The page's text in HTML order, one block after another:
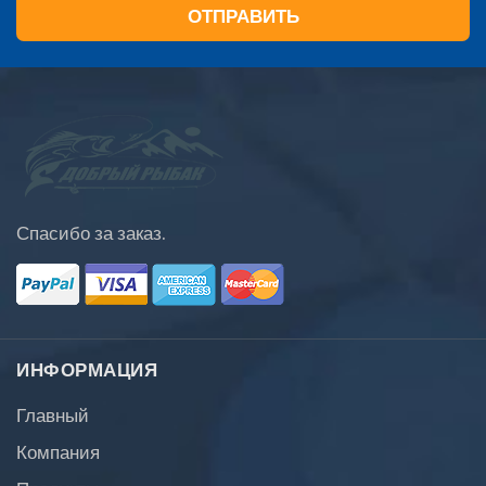
ОТПРАВИТЬ
Спасибо за заказ.
ИНФОРМАЦИЯ
Главный
Компания